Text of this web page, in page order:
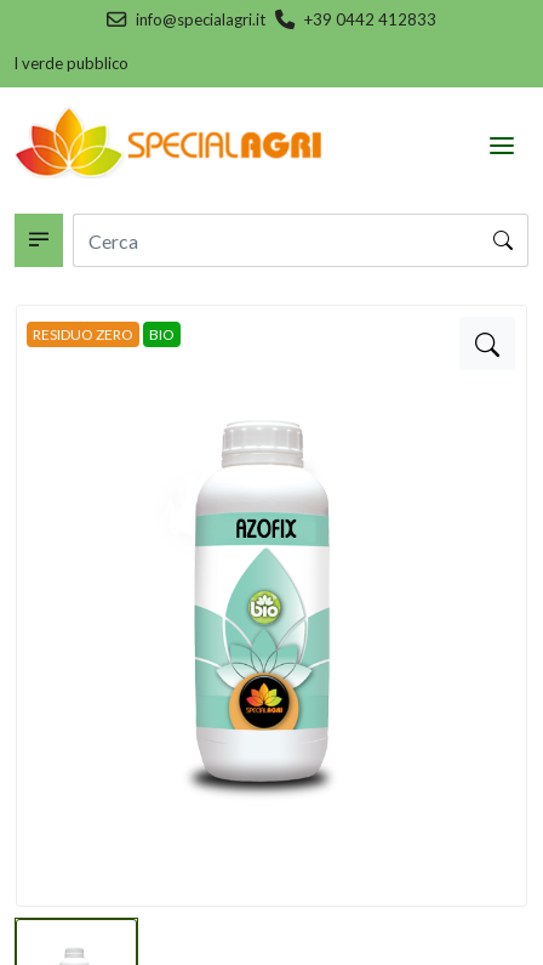
info@specialagri.it +39 0442 412833
verde pubblico
RESIDUO ZERO BIO